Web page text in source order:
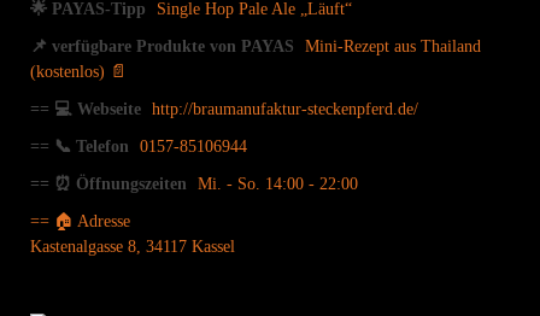
🌟 PAYAS-Tipp
Single Hop Pale Ale „Läuft“
📌 verfügbare Produkte von PAYAS
Mini-Rezept aus Thailand
(kostenlos) 📄
== 💻 Webseite http://braumanufaktur-steckenpferd.de/
== 📞 Telefon
0157-85106944
== ⏰ Öffnungszeiten
Mi. - So. 14:00 - 22:00
== 🏠 Adresse
Kastenalgasse 8, 34117 Kassel